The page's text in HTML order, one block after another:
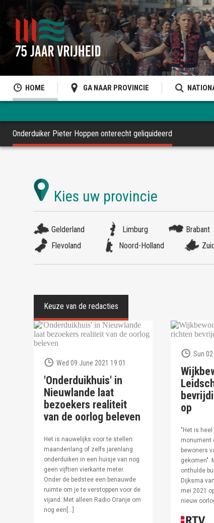
HOME GA NAAR PROVINCIE
Onderduiker Pieter Hoppen onterecht geliquideerd
Gelderland Limburg Brabant
Flevoland
Noord-Holland
Wed 09 June 2021 19:01
'Onderduikhuis' in
Nieuwlande laat
bezoekers realiteit
van de oorlog beleven
Het is nauwelijks voor te stellen:
maandenlang of zelfs jarenlang
onderduiken in een huisje van nog
geen vijftien vierkante meter.
Onder de bedstee een benauwde
ruimte om je te verstoppen voor de
vijand. Met alleen Radio Oranje om
nog een[…]
Sun
op
"Het is
monument
bewoners
gekomen".
onthulde
Dijksma
mei 2021
nieuw